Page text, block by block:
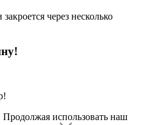
через несколько
Продолжая использовать наш